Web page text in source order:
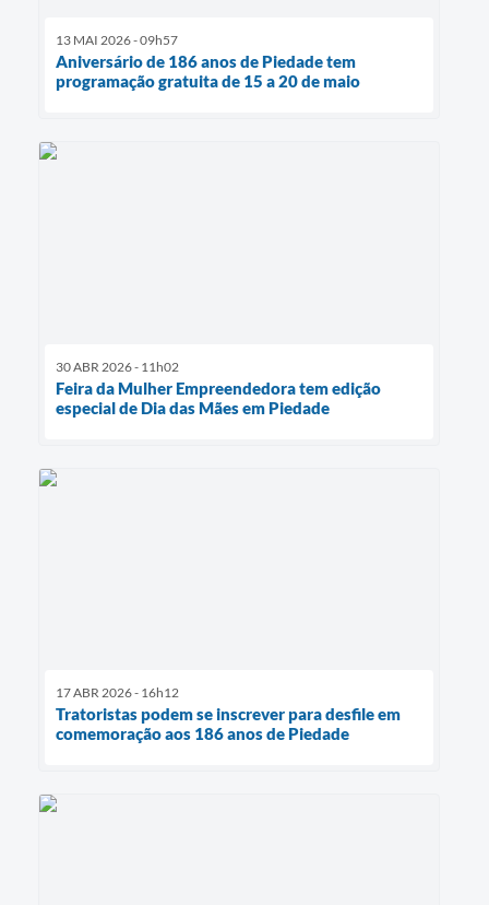
13 MAI 2026 - 09h57
Aniversário de 186 anos de Piedade tem
programação gratuita de 15 a 20 de maio
30 ABR 2026 - 11h02
Feira da Mulher Empreendedora tem edição
especial de Dia das Mães em Piedade
17 ABR 2026 - 16h12
Tratoristas podem se inscrever para desfile em
comemoração aos 186 anos de Piedade